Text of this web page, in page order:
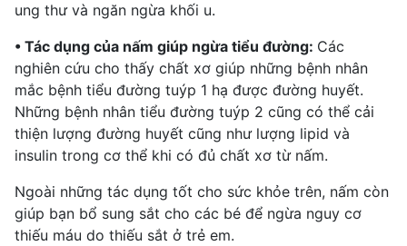
ung thư và ngăn ngừa khối u.
• Tác dụng của nấm giúp ngừa tiểu đường: Các
nghiên cứu cho thấy chất xơ giúp những bệnh nhân
mắc bệnh tiểu đường tuýp 1 hạ được đường huyết.
Những bệnh nhân tiểu đường tuýp 2 cũng có thể cải
thiện lượng đường huyết cũng như lượng lipid và
insulin trong cơ thể khi có đủ chất xơ từ nấm.
Ngoài những tác dụng tốt cho sức khỏe trên, nấm còn
giúp bạn bổ sung sắt cho các bé để ngừa nguy cơ
thiếu máu do thiếu sắt ở trẻ em.